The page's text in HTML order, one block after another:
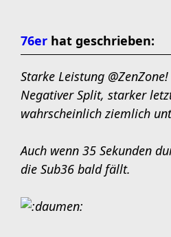
76er hat geschrieben:
Starke Leistung @ZenZone!
Negativer Split, starker
wahrscheinlich ziemlich
Auch wenn 35 Sekunden
die Sub36 bald fällt.